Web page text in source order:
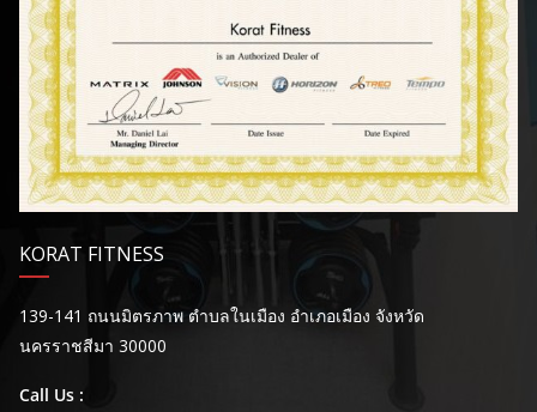
KORAT FITNESS
139-141 ถนนมิตรภาพ ตำบลในเมือง อำเภอเมือง จังหวัด
นครราชสีมา 30000
Call Us :